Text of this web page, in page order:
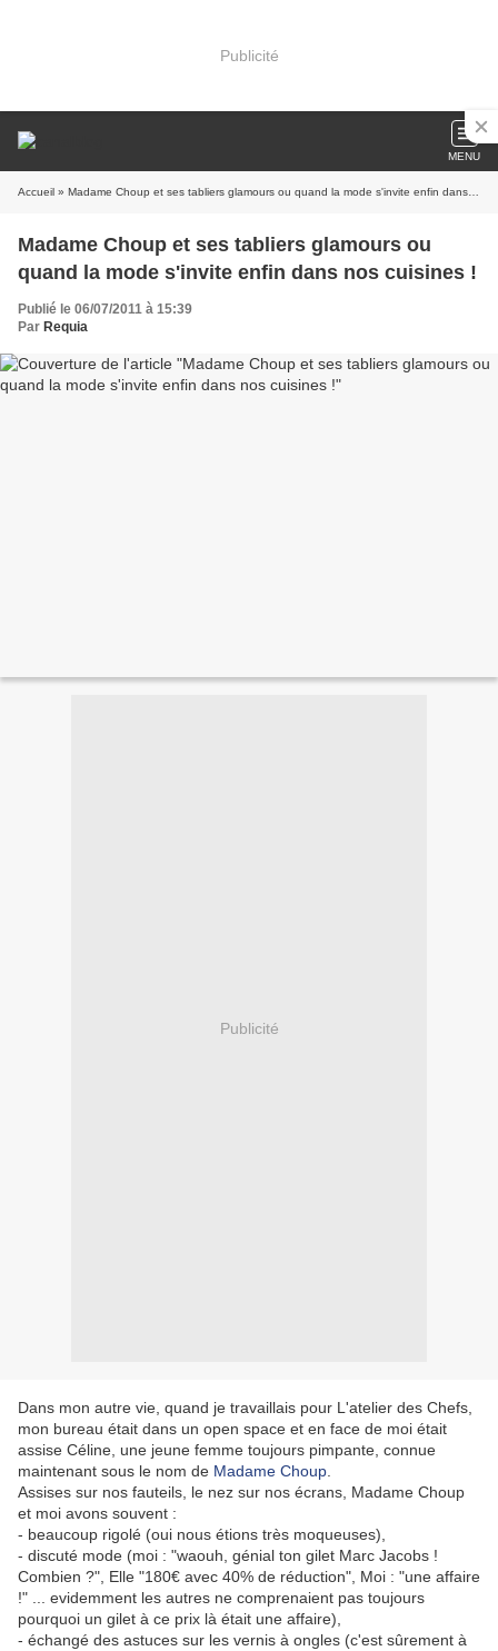
Publicité
MENU
Accueil » Madame Choup et ses tabliers glamours ou quand la mode s'invite enfin dans nos cuisines !
Madame Choup et ses tabliers glamours ou
quand la mode s'invite enfin dans nos cuisines !
Publié le 06/07/2011 à 15:39
Par Requia
Publicité
Dans mon autre vie, quand je travaillais pour L'atelier des Chefs,
mon bureau était dans un open space et en face de moi était
assise Céline, une jeune femme toujours pimpante, connue
maintenant sous le nom de Madame Choup
Assises sur nos fauteils, le nez sur nos écrans, Madame Choup
et moi avons souvent :
- beaucoup rigolé (oui nous étions très moqueuses),
- discuté mode (moi : "waouh, génial ton gilet Marc Jacobs !
Combien ?", Elle "180€ avec 40% de réduction", Moi : "une affaire
!" ... evidemment les autres ne comprenaient pas toujours
pourquoi un gilet à ce prix là était une affaire),
- échangé des astuces sur les vernis à ongles (c'est sûrement à